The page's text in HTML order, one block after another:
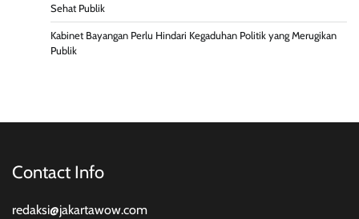
Sehat Publik
Kabinet Bayangan Perlu Hindari Kegaduhan Politik yang Merugikan
Publik
Contact Info
redaksi@jakartawow.com